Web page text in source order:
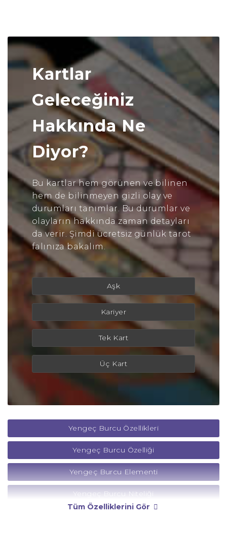
Kartlar
Geleceğiniz
Hakkında Ne
Diyor?
Bu kartlar hem görünen ve bilinen
hem de bilinmeyen gizli olay ve
durumları tanımlar. Bu durumlar ve
olayların hakkında zaman detayları
da verir. Şimdi ücretsiz günlük tarot
falınıza bakalım.
Aşk
Kariyer
Tek Kart
Üç Kart
Yengeç Burcu Özellikleri
Yengeç Burcu Özelliği
Yengeç Burcu Elementi
Yengeç Burcu Niteliği
Tüm Özelliklerini Gör